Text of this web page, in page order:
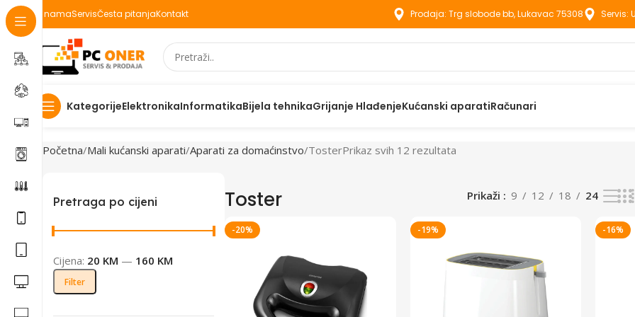
O namaServisČesta pitanjaKontakt Prodaja: Trg slobode bb, Lukavac 75308 Servis:
KategorijeElektronikaInformatikaBijela tehnikaGrijanje HlađenjeKućanski aparatiRačunari
Početna Mali kućanski aparati Aparati za domaćinstvo TosterPrikaz svih 12 rezultata
Pretraga po cijeni
Filter
Cijena: 20 KM — 160 KM
Toster Prikaži 9 12 18 24
-20% -19% -16%